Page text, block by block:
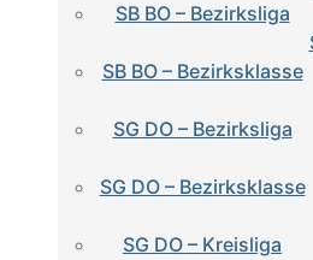
SB BO – Bezirksliga
SB BO – Bezirksklasse
SG DO – Bezirksliga
SG DO – Bezirksklasse
SG DO – Kreisliga